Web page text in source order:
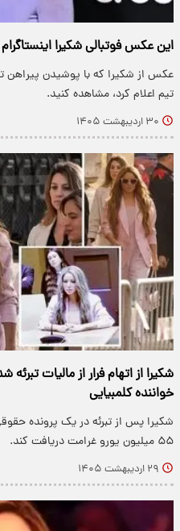
این عکس فوتبالی شکیرا
عکس از شکیرا که با پوشیدن پیراهن
تیم اعلام کرد، مشاهده کنید.
۳۰ اردیبهشت ۱۴۰۵
خواننده کلمبیایی
شکیرا پس از تبرئه در یک پرونده
۵۵ میلیون یورو غرامت دریافت کند.
۲۹ اردیبهشت ۱۴۰۵